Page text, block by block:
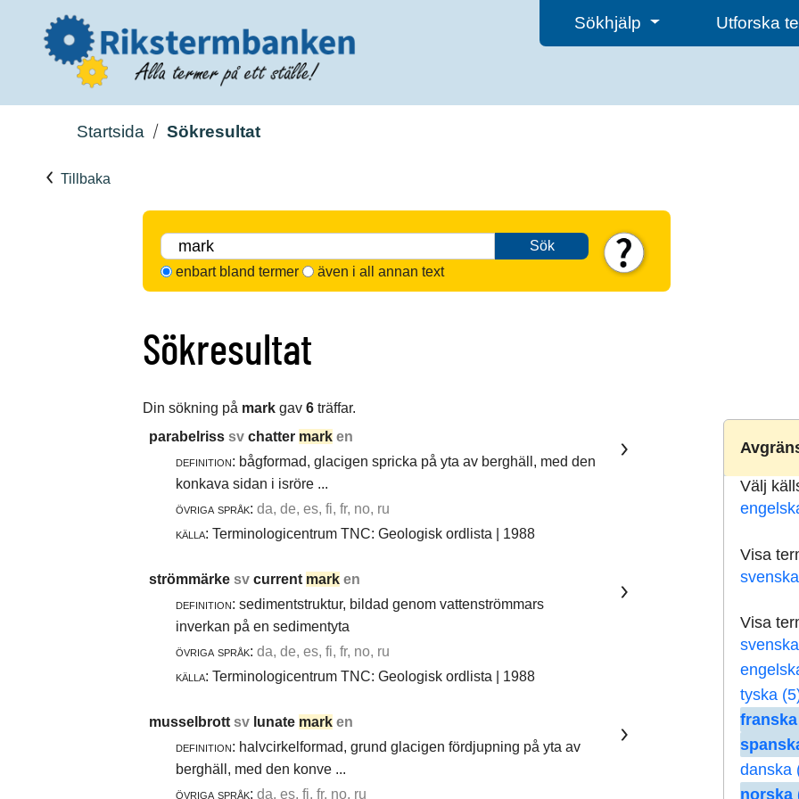
Sökhjälp Utforska
Startsida Sökresultat
Tillbaka
Sök
enbart bland termer
även i all annan text
Sökresultat
Din sökning på mark gav 6 träffar.
Välj
Visa
Visa
tyska
franska
danska
norska
parabelriss sv chatter mark en
definition: bågformad, glacigen spricka på yta av berghäll, med den
konkava sidan i isröre ...
övriga språk: da, de, es, fi, fr, no, ru
källa: Terminologicentrum TNC: Geologisk ordlista | 1988
strömmärke sv current mark en
definition: sedimentstruktur, bildad genom vattenströmmars
inverkan på en sedimentyta
övriga språk: da, de, es, fi, fr, no, ru
källa: Terminologicentrum TNC: Geologisk ordlista | 1988
musselbrott sv lunate mark en
definition: halvcirkelformad, grund glacigen fördjupning på yta av
berghäll, med den konve ...
övriga språk: da, es, fi, fr, no, ru